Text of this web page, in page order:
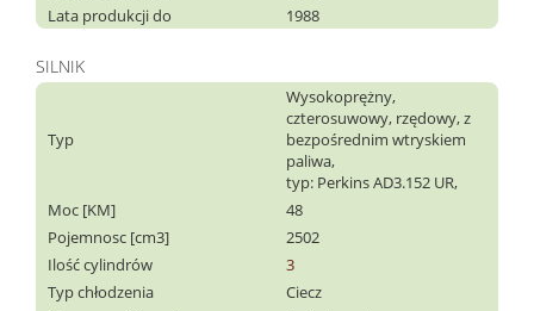
Lata produkcji do
1988
SILNIK
Typ
Wysokoprężny,
czterosuwowy, rzędowy, z
bezpośrednim wtryskiem
paliwa,
typ: Perkins AD3.152 UR,
Moc [KM]
48
Pojemnosc [cm3]
2502
Ilość cylindrów
3
Typ chłodzenia
Ciecz